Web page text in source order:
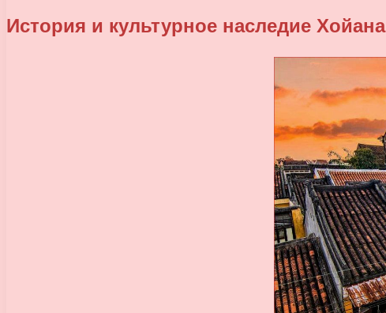
История и культурное наследие Хойана